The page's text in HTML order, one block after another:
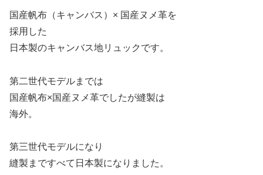
国産帆布（キャンバス）× 国産ヌメ革を
採用した
日本製のキャンバス地リュックです。
第二世代モデルまでは
国産帆布×国産ヌメ革でしたが縫製は
海外。
第三世代モデルになり
縫製まですべて日本製になりました。